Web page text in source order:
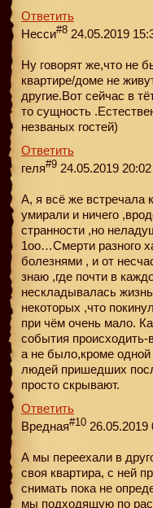
Ответить
Несси#8 24.05.2019
Ну говорят же,что не
квартире/доме не
другие.Вот сейчас в
то сущность
незваных гостей)
Ответить
геля#9 24.05.2019 20:02
А, я всё же встречала
умирали и ничего
странности ,но
1оо…Смерти разного
болезнями , и от
знаю ,где почти в
нескладывалась
некоторых ,что
при чём очень мало.
события
а не было,кроме
людей пришедших
просто скрывают.
Ответить
Вредная#10 26.05.2019
А мы переехали в
своя квартира, с ней
снимать пока не
мы подходящую по